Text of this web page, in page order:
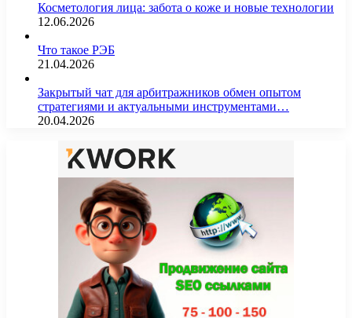
Косметология лица: забота о коже и новые технологии
12.06.2026
Что такое РЭБ
21.04.2026
Закрытый чат для арбитражников обмен опытом
стратегиями и актуальными инструментами…
20.04.2026